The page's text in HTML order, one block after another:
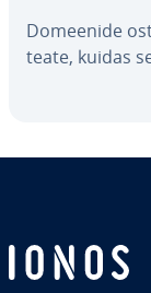
Domeenide
teate, kuidas